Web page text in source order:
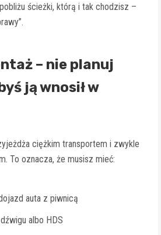
ścieżki, którą i tak chodzisz –
– nie planuj
ją wnosił w
ciężkim transportem i zwykle
To oznacza, że musisz mieć:
auta z piwnicą
albo HDS